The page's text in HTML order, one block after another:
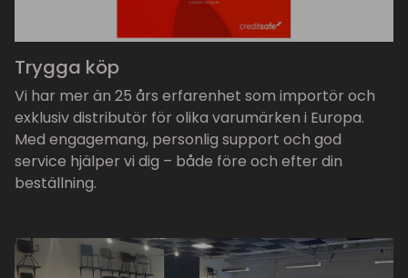
Trygga köp
Vi har mer än 25 års erfarenhet som importör och
exklusiv distributör för olika varumärken i Europa.
Med engagemang, personlig support och god
service hjälper vi dig – både före och efter din
beställning.